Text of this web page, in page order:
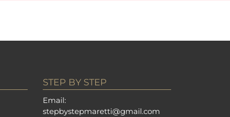
STEP BY STEP
Email:
stepbystepmaretti@gmail.com